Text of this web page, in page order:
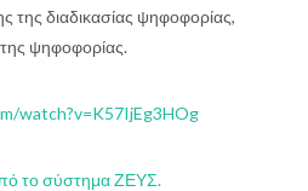
της διαδικασίας ψηφοφορίας,
ψηφοφορίας.
watch?v=K57IjEg3HOg
το σύστημα ΖΕΥΣ.